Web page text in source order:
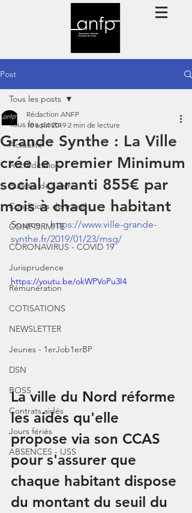
Post
Tous les posts
Actualité
Accréditation
Bulletin de salaire
Conditions de travail
CONFORMITE
CORONAVIRUS - COVID 19
Jurisprudence
Rémunération
COTISATIONS
NEWSLETTER
Jeunes - 1erJob1erBP
DSN
BOSS
Contrats aidés
Jours fériés
ABSENCES - IJSS
Tous les posts
Grande Synthe : La Ville
crée le premier Minimum
social garanti 855€ par
mois à chaque habitant
Rédaction ANFP
10 août 2019 2 min de lecture
Source : https://www.ville-grande-
synthe.fr/2019/01/23/msg/
https://youtu.be/okWPVoPu3I4
La ville du Nord réforme
les aides qu'elle
propose via son CCAS
pour s'assurer que
chaque habitant dispose
du montant du seuil du